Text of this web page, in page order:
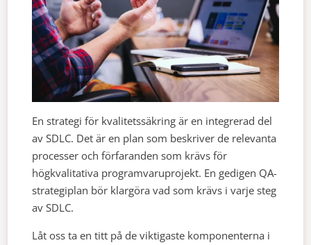
En strategi för kvalitetssäkring är en integrerad del
av SDLC. Det är en plan som beskriver de relevanta
processer och förfaranden som krävs för
högkvalitativa programvaruprojekt. En gedigen QA-
strategiplan bör klargöra vad som krävs i varje steg
av SDLC.
Låt oss ta en titt på de viktigaste komponenterna i